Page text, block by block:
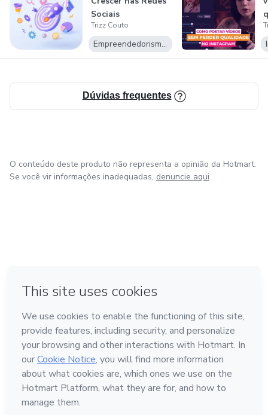
Sociais
Trizz Couto
Empreendedorismo Digital
Dúvidas frequentes
O conteúdo deste produto não representa a opinião da Hotmart.
Se você vir informações inadequadas, denuncie aqui
Feito com ❤ na Cidade do México
Conheça a Hotmart
Idioma
Português